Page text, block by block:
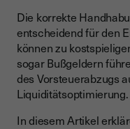
Vorsteuerabzug für
Umsatzsteuer-
Umsatzsteuer-
Die korrekte
entscheidend für den
können zu
sogar Bußgeldern
des Vorsteuerabzugs
Liquiditätsoptimierung.
In diesem Artikel